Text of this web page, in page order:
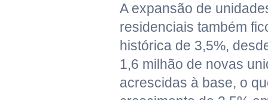
A expansão de
residenciais também
histórica de 3,5%,
1,6 milhão de novas
acrescidas à base, o